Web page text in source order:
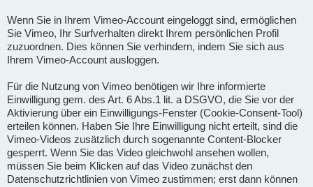
Wenn Sie in Ihrem Vimeo-Account eingeloggt sind, ermöglichen
Sie Vimeo, Ihr Surfverhalten direkt Ihrem persönlichen Profil
zuzuordnen. Dies können Sie verhindern, indem Sie sich aus
Ihrem Vimeo-Account ausloggen.
Für die Nutzung von Vimeo benötigen wir Ihre informierte
Einwilligung gem. des Art. 6 Abs.1 lit. a DSGVO, die Sie vor der
Aktivierung über ein Einwilligungs-Fenster (Cookie-Consent-Tool)
erteilen können. Haben Sie Ihre Einwilligung nicht erteilt, sind die
Vimeo-Videos zusätzlich durch sogenannte Content-Blocker
gesperrt. Wenn Sie das Video gleichwohl ansehen wollen,
müssen Sie beim Klicken auf das Video zunächst den
Datenschutzrichtlinien von Vimeo zustimmen; erst dann können